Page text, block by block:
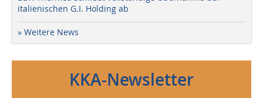
italienischen G.I. Holding ab
» Weitere News
KKA-Newsletter